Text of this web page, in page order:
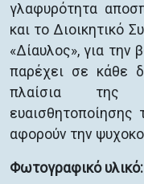
γλαφυρότητα
και το Διοικητικό
«Δίαυλος», για την
παρέχει σε κάθε
πλαίσια της
αφορούν την
Φωτογραφικό υλικό: